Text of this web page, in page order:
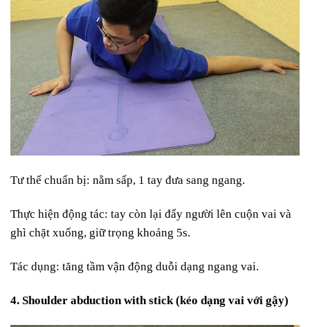
Tư thế chuẩn bị: nằm sấp, 1 tay đưa sang ngang.
Thực hiện động tác: tay còn lại đẩy người lên cuộn vai và
ghì chặt xuống, giữ trọng khoảng 5s.
Tác dụng: tăng tầm vận động duỗi dạng ngang vai.
4. Shoulder abduction with stick (kéo dạng vai với gậy)